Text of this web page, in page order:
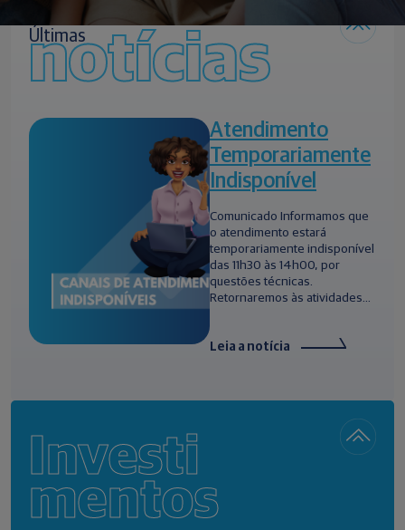
Últimas
notícias
Atendimento
Temporariamente
Indisponível
Comunicado Informamos que
o atendimento estará
temporariamente indisponível
das 11h30 às 14h00, por
questões técnicas.
Retornaremos às atividades...
Leia a notícia
Investi
mentos